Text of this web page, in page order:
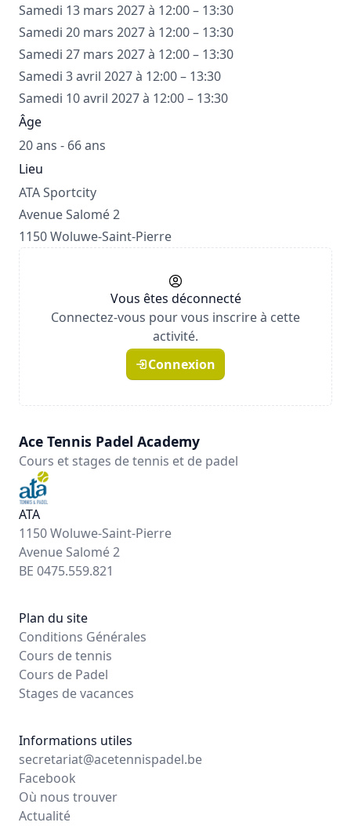
Samedi 13 mars 2027 à 12:00 – 13:30
Samedi 20 mars 2027 à 12:00 – 13:30
Samedi 27 mars 2027 à 12:00 – 13:30
Samedi 3 avril 2027 à 12:00 – 13:30
Samedi 10 avril 2027 à 12:00 – 13:30
Âge
20 ans - 66 ans
Lieu
ATA Sportcity
Avenue Salomé 2
1150 Woluwe-Saint-Pierre
Vous êtes déconnecté
Connectez-vous pour vous inscrire à cette
activité.
Connexion
Ace Tennis Padel Academy
Cours et stages de tennis et de padel
ATA
1150 Woluwe-Saint-Pierre
Avenue Salomé 2
BE 0475.559.821
Plan du site
Conditions Générales
Cours de tennis
Cours de Padel
Stages de vacances
Informations utiles
secretariat@acetennispadel.be
Facebook
Où nous trouver
Actualité